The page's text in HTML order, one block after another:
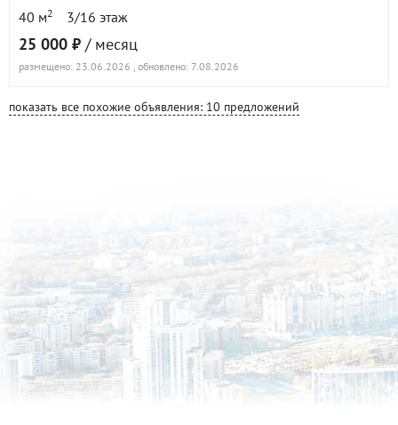
40 м2 3/16 этаж
25 000 ₽ / месяц
размещено: 23.06.2026 , обновлено: 7.08.2026
показать все похожие объявления: 10 предложений